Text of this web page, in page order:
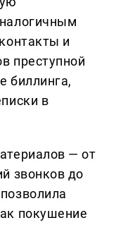
и
преступной
биллинга,
в
— от
звонков до
покушение